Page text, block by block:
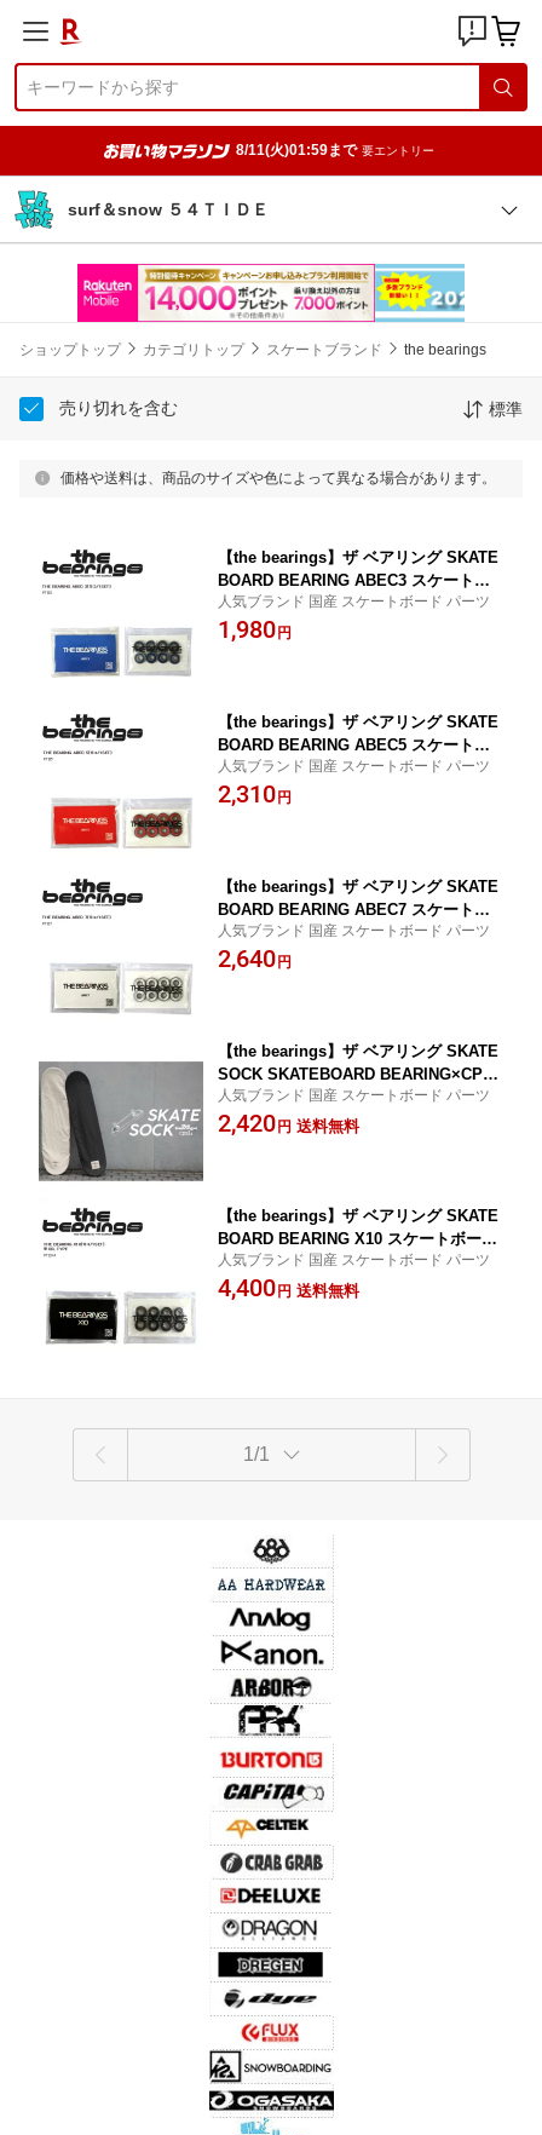
8/11(火)01:59まで 要エントリー
surf＆snow ５４ＴＩＤＥ
ショップトップ カテゴリトップ スケートブランド the bearings
売り切れを含む 標準
価格や送料は、商品のサイズや色によって異なる場合があります。
【the bearings】ザ ベアリング SKATE
BOARD BEARING ABEC3 スケートボ
ード ベアリング パーツ 国産 高品質 ス
トリート ランプ ボウル パーク
人気ブランド 国産 スケートボード パーツ
1,980 円
【the bearings】ザ ベアリング SKATE
BOARD BEARING ABEC5 スケートボ
ード ベアリング パーツ 国産 高品質 ス
トリート ランプ ボウル パーク
人気ブランド 国産 スケートボード パーツ
2,310 円
【the bearings】ザ ベアリング SKATE
BOARD BEARING ABEC7 スケートボ
ード ベアリング パーツ 国産 高品質 ス
トリート ランプ ボウル パーク【あす楽
人気ブランド 国産 スケートボード パーツ
2,640 円
【the bearings】ザ ベアリング SKATE
SOCK SKATEBOARD BEARING×CPSL
スケートソックス スケートボードカバ
ー ベアリング スケボー 国産 高品質 ス
人気ブランド 国産 スケートボード パーツ
2,420 円 送料無料
【the bearings】ザ ベアリング SKATE
BOARD BEARING X10 スケートボード
ベアリング パーツ 国産 高品質 ストリ
ート ランプ ボウル パーク
人気ブランド 国産 スケートボード パーツ
4,400 円 送料無料
1/1